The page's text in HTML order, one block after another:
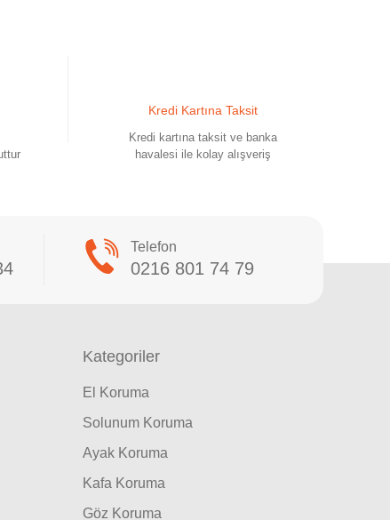
Kredi Kartına Taksit
Kredi kartına taksit ve banka
havalesi ile kolay alışveriş
Telefon
0216 801 74 79
Kategoriler
El Koruma
Solunum Koruma
Ayak Koruma
Kafa Koruma
Göz Koruma